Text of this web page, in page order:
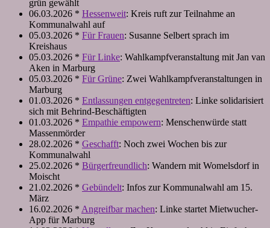
grün gewählt
06.03.2026 * Hessenweit: Kreis ruft zur Teilnahme an
Kommunalwahl auf
05.03.2026 * Für Frauen: Susanne Selbert sprach im
Kreishaus
05.03.2026 * Für Linke: Wahlkampfveranstaltung mit Jan van
Aken in Marburg
05.03.2026 * Für Grüne: Zwei Wahlkampfveranstaltungen in
Marburg
01.03.2026 * Entlassungen entgegentreten: Linke solidarisiert
sich mit Behrind-Beschäftigten
01.03.2026 * Empathie empowern: Menschenwürde statt
Massenmörder
28.02.2026 * Geschafft: Noch zwei Wochen bis zur
Kommunalwahl
25.02.2026 * Bürgerfreundlich: Wandern mit Womelsdorf in
Moischt
21.02.2026 * Gebündelt: Infos zur Kommunalwahl am 15.
März
16.02.2026 * Angreifbar machen: Linke startet Mietwucher-
App für Marburg